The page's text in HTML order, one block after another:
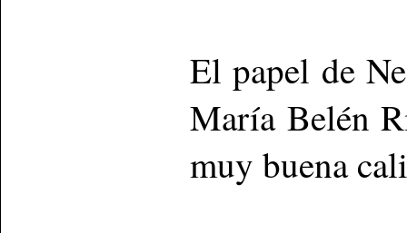
El papel de
María Belén
muy buena